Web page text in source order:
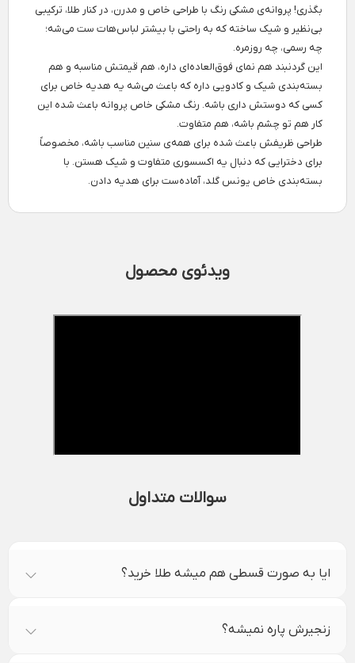
بگذری! پروانه‌ی مشکی رنگ با طراحی خاص و مدرن، در کنار طلا، ترکیبی
بی‌نظیر و شیک ساخته که به راحتی با بیشتر لباس‌هات ست می‌شه؛
چه رسمی، چه روزمره.
این گردنبند هم نمای فوق‌العاده‌ای داره، هم قیمتش مناسبه و هم
بسته‌بندی شیک و کادویی داره که باعث می‌شه یه هدیه خاص برای
کسی که دوستش داری باشه. رنگ مشکی خاص پروانه باعث شده این
کار هم تو چشم باشه، هم متفاوت.
طراحی ظریفش باعث شده برای همه‌ی سنین مناسب باشه، مخصوصاً
برای دخترایی که دنبال یه اکسسوری متفاوت و شیک هستن. با
بسته‌بندی خاص یونس گلد، آماده‌ست برای هدیه دادن.
ویدئوی محصول
سوالات متداول
ایا به صورت قسطی هم میشه طلا خرید؟
زنجیرش پاره نمیشه؟